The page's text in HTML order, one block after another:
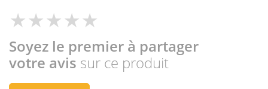
Soyez le premier à partager
votre avis sur ce produit